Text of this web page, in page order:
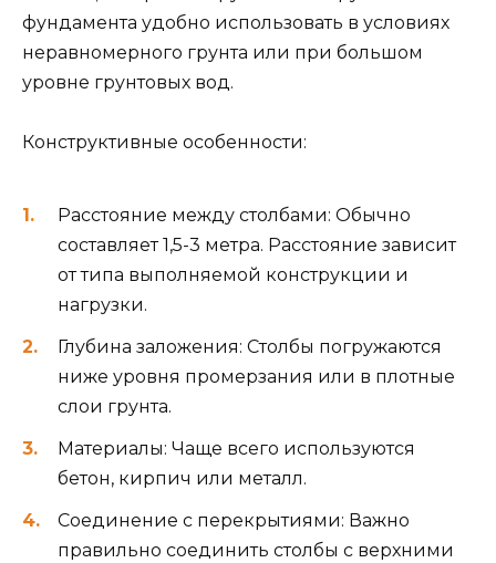
фундамента удобно использовать в условиях
неравномерного грунта или при большом
уровне грунтовых вод.
Конструктивные особенности:
Расстояние между столбами: Обычно
составляет 1,5-3 метра. Расстояние зависит
от типа выполняемой конструкции и
нагрузки.
Глубина заложения: Столбы погружаются
ниже уровня промерзания или в плотные
слои грунта.
Материалы: Чаще всего используются
бетон, кирпич или металл.
Соединение с перекрытиями: Важно
правильно соединить столбы с верхними